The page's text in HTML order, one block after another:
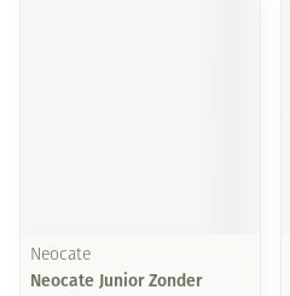
Neocate
Neocate Junior Zonder